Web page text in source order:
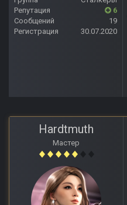
Репутация
6
Сообщений
19
Регистрация
30.07.2020
Hardtmuth
Мастер